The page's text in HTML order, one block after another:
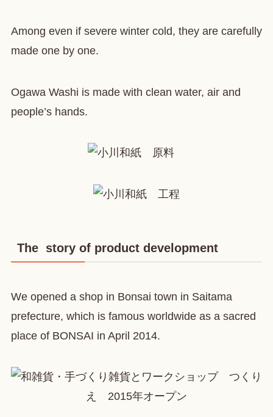
Among even if severe winter cold, they are carefully
made one by one.
Ogawa Washi is made with clean water, air and
people’s hands.
The story of product development
We opened a shop in Bonsai town in Saitama
prefecture, which is famous worldwide as a sacred
place of BONSAI in April 2014.